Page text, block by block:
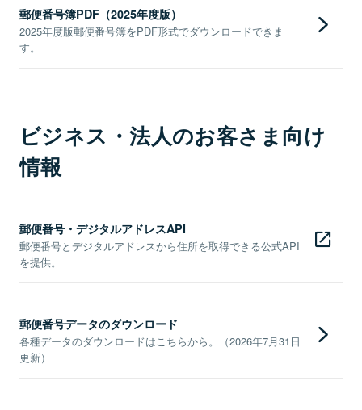
郵便番号簿PDF（2025年度版）
2025年度版郵便番号簿をPDF形式でダウンロードできま
す。
ビジネス・法人のお客さま向け
情報
郵便番号・デジタルアドレスAPI
郵便番号とデジタルアドレスから住所を取得できる公式API
を提供。
郵便番号データのダウンロード
各種データのダウンロードはこちらから。（2026年7月31日
更新）